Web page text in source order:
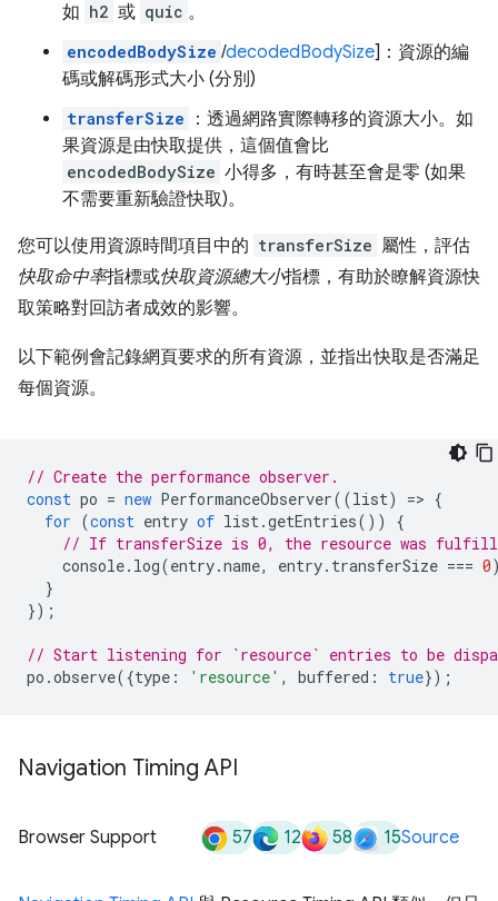
如 h2 或 quic 。
encodedBodySize /decodedBodySize]：資源的編
碼或解碼形式大小 (分別)
transferSize
：透過網路實際轉移的資源大小。如
果資源是由快取提供，這個值會比
encodedBodySize 小得多，有時甚至會是零 (如果
不需要重新驗證快取)。
您可以使用資源時間項目中的 transferSize 屬性，評估
快取命中率指標或快取資源總大小指標，有助於瞭解資源快
取策略對回訪者成效的影響。
以下範例會記錄網頁要求的所有資源，並指出快取是否滿足
每個資源。
// Create the performance observer.
const po = new PerformanceObserver((list) => {
for (const entry of list.getEntries())
{
// If transferSize is 0, the resource was
console. log(entry.name, entry. transferSize === 0
}
});
// Start listening for `resource` entries to be
po .observe({type : 'resource' , buffered : true});
Navigation Timing API
Browser Support 57 12 58 15Source